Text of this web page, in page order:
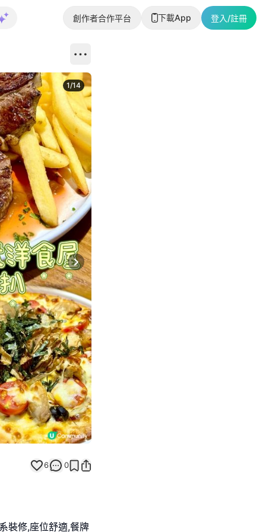
創作者合作平台 下載App 登入/註冊
Next slide
1/14
6 0
裝修,座位舒適,餐牌